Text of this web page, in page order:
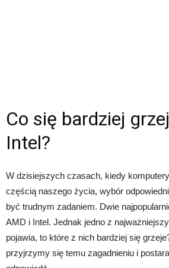
Co się bardziej
Intel?
W dzisiejszych czasach, kiedy
częścią naszego życia, wybór
być trudnym zadaniem. Dwie
AMD i Intel. Jednak jedno z
pojawia, to które z nich bardziej się
przyjrzymy się temu zagadnieniu i